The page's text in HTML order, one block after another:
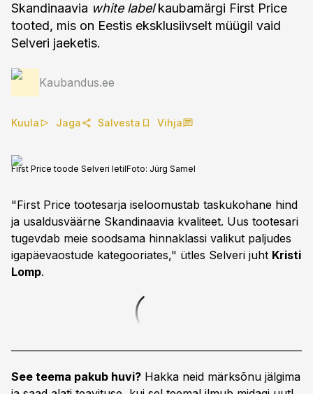
Skandinaavia white labelkaubamärgi First Price
tooted, mis on Eestis eksklusiivselt müügil vaid
Selveri jaeketis.
Kaubandus.ee
Kuula Jaga Salvesta Vihja
First Price toode Selveri letilFoto: Jürg Samel
"First Price tootesarja iseloomustab taskukohane hind
ja usaldusväärne Skandinaavia kvaliteet. Uus tootesari
tugevdab meie soodsama hinnaklassi valikut paljudes
igapäevaostude kategooriates," ütles Selveri juht Kristi
Lomp.
See teema pakub huvi? Hakka neid märksõnu jälgima